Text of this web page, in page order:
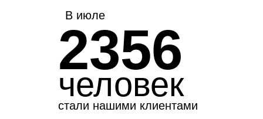
В июле
2356
человек
стали нашими клиентами